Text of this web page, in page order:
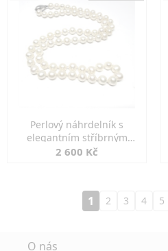
Perlový náhrdelník s
elegantním stříbrným
zapínáním
2 600 Kč
1 2 3 4 5
O nás